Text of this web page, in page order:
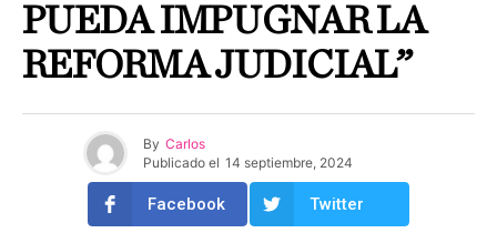
PUEDA IMPUGNAR LA
REFORMA JUDICIAL”
By Carlos
Publicado el 14 septiembre, 2024
Facebook Twitter